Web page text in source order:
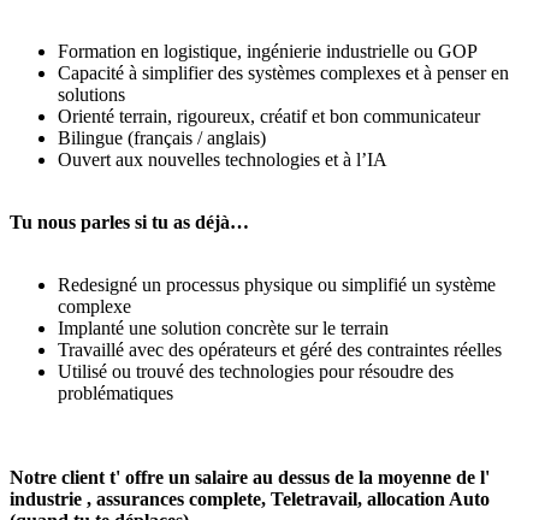
Formation en logistique, ingénierie industrielle ou GOP
Capacité à simplifier des systèmes complexes et à penser en
solutions
Orienté terrain, rigoureux, créatif et bon communicateur
Bilingue (français / anglais)
Ouvert aux nouvelles technologies et à l’IA
Tu nous parles si tu as déjà…
Redesigné un processus physique ou simplifié un système
complexe
Implanté une solution concrète sur le terrain
Travaillé avec des opérateurs et géré des contraintes réelles
Utilisé ou trouvé des technologies pour résoudre des
problématiques
Notre client t' offre un salaire au dessus de la moyenne de l'
industrie , assurances complete, Teletravail, allocation Auto